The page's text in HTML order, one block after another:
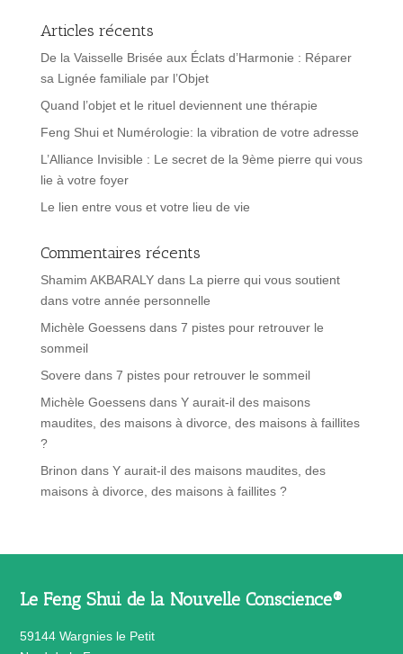
Articles récents
De la Vaisselle Brisée aux Éclats d’Harmonie : Réparer
sa Lignée familiale par l’Objet
Quand l’objet et le rituel deviennent une thérapie
Feng Shui et Numérologie: la vibration de votre adresse
L’Alliance Invisible : Le secret de la 9ème pierre qui vous
lie à votre foyer
Le lien entre vous et votre lieu de vie
Commentaires récents
Shamim AKBARALYdans La pierre qui vous soutient
dans votre année personnelle
Michèle Goessensdans 7 pistes pour retrouver le
sommeil
Sovere dans 7 pistes pour retrouver le sommeil
Michèle Goessensdans Y aurait-il des maisons
maudites, des maisons à divorce, des maisons à faillites
?
Brinon dans Y aurait-il des maisons maudites, des
maisons à divorce, des maisons à faillites ?
Le Feng Shui de la Nouvelle Conscience®
59144 Wargnies le Petit